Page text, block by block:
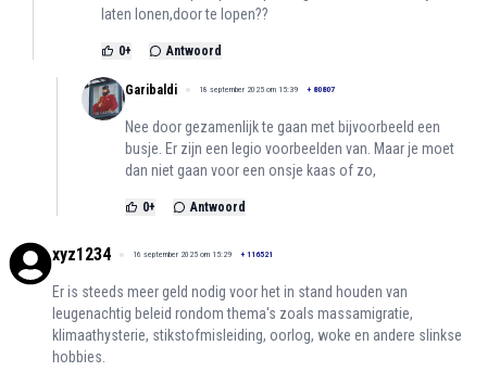
laten lonen,door te lopen??
0+ Antwoord
Garibaldi 18 september 2025 om 15:39 + 80807
Nee door gezamenlijk te gaan met bijvoorbeeld een
busje. Er zijn een legio voorbeelden van. Maar je moet
dan niet gaan voor een onsje kaas of zo,
0+ Antwoord
xyz1234 16 september 2025 om 15:29 + 116521
Er is steeds meer geld nodig voor het in stand houden van
leugenachtig beleid rondom thema's zoals massamigratie,
klimaathysterie, stikstofmisleiding, oorlog, woke en andere slinkse
hobbies.